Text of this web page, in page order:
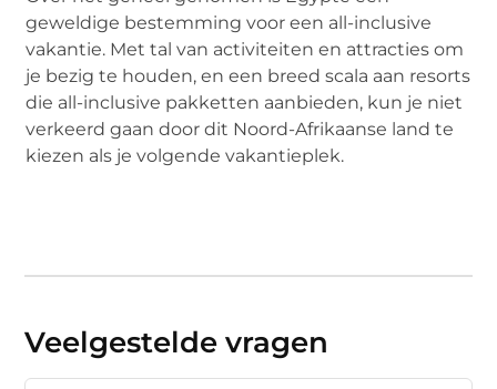
geweldige bestemming voor een all-inclusive
vakantie. Met tal van activiteiten en attracties om
je bezig te houden, en een breed scala aan resorts
die all-inclusive pakketten aanbieden, kun je niet
verkeerd gaan door dit Noord-Afrikaanse land te
kiezen als je volgende vakantieplek.
Veelgestelde vragen